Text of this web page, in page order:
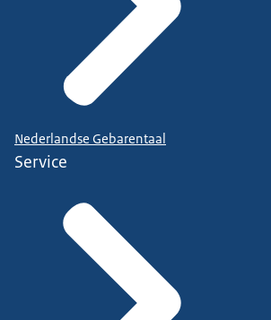
Nederlandse Gebarentaal
Service